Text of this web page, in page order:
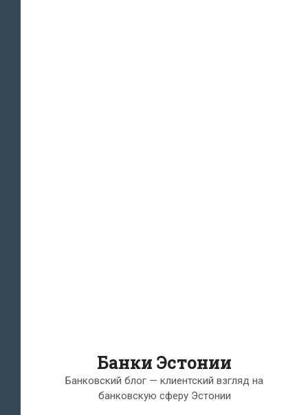
Банки Эстонии
Банковский блог — клиентский взгляд на
банковскую сферу Эстонии